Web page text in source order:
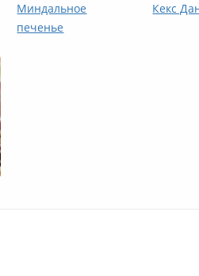
Миндальное
печенье
Кекс